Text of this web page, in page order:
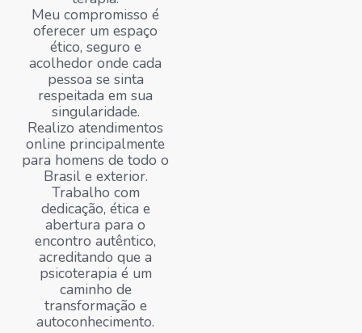
Meu compromisso é
oferecer um espaço
ético, seguro e
acolhedor onde cada
pessoa se sinta
respeitada em sua
singularidade.
Realizo atendimentos
online principalmente
para homens de todo o
Brasil e exterior.
Trabalho com
dedicação, ética e
abertura para o
encontro autêntico,
acreditando que a
psicoterapia é um
caminho de
transformação e
autoconhecimento.